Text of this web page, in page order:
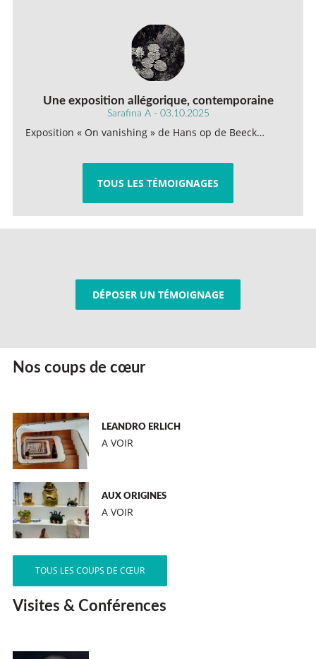
Une exposition allégorique, contemporaine
Sarafina A - 03.10.2025
Exposition « On vanishing » de Hans op de Beeck…
TOUS LES TÉMOIGNAGES
DÉPOSER UN TÉMOIGNAGE
Nos coups de cœur
LEANDRO ERLICH
A VOIR
AUX ORIGINES
A VOIR
TOUS LES COUPS DE CŒUR
Visites & Conférences